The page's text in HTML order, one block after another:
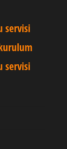
servisi
servisi